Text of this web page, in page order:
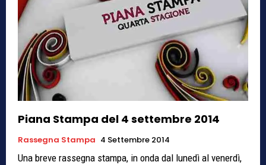
Piana Stampa del 4 settembre 2014
Rassegna Stampa 4 Settembre 2014
Una breve rassegna stampa, in onda dal lunedì al venerdì,